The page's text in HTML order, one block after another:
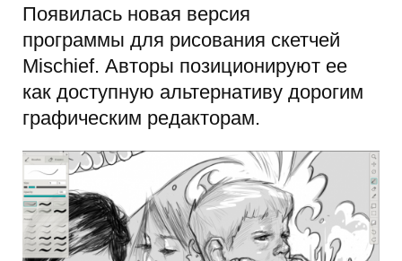
Появилась новая версия
программы для рисования скетчей
Mischief. Авторы позиционируют ее
как доступную альтернативу дорогим
графическим редакторам.